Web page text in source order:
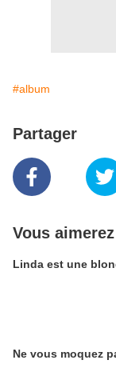
#album
Partager
Vous
Linda est une
Ne vous moquez